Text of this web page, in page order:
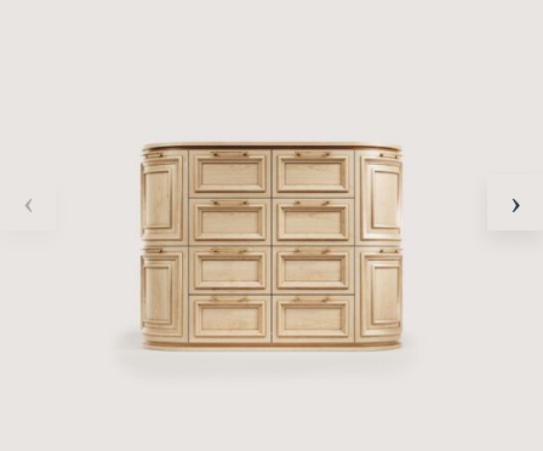
‹ ›